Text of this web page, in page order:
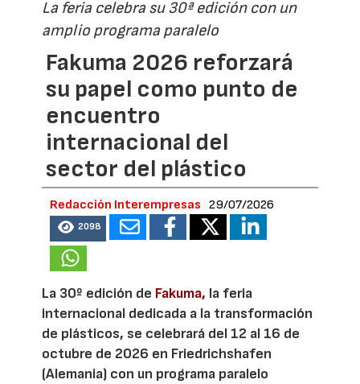
La feria celebra su 30ª edición con un
amplio programa paralelo
Fakuma 2026 reforzará
su papel como punto de
encuentro
internacional del
sector del plástico
Redacción Interempresas 29/07/2026
2098
La 30º edición de Fakuma, la feria
internacional dedicada a la transformación
de plásticos, se celebrará del 12 al 16 de
octubre de 2026 en Friedrichshafen
(Alemania) con un programa paralelo